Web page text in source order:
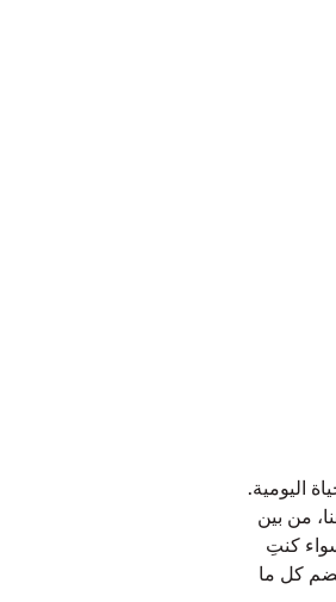
اليومية.
من بين
كنتِ
كل ما